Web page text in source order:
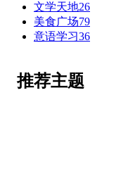
文学天地26
美食广场79
意语学习36
推荐主题